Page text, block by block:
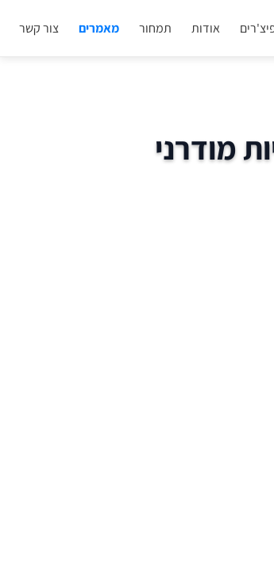
אודות תמחור מאמרים צור קשר
מודרני